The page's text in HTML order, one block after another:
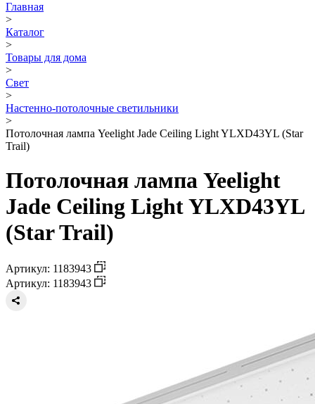
Главная
>
Каталог
>
Товары для дома
>
Свет
>
Настенно-потолочные светильники
>
Потолочная лампа Yeelight Jade Ceiling Light YLXD43YL (Star
Trail)
Потолочная лампа Yeelight
Jade Ceiling Light YLXD43YL
(Star Trail)
Артикул: 1183943
Артикул: 1183943